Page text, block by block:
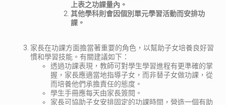
上表之功課量內。
其他學科則會因個別單元學習活動而安排功
課。
家長在功課方面擔當著重要的角色，以幫助子女培養良好習
慣和學習技能。有關建議如下：
透過功課表現，教師可對學生學習進程有更準確的掌
握，家長應適當地指導子女，而非替子女做功課，從
而培養他們承擔責任的態度。
學生手冊應每天由家長簽閱。
家長可協助子女安排固定的功課時間，營造一個有助